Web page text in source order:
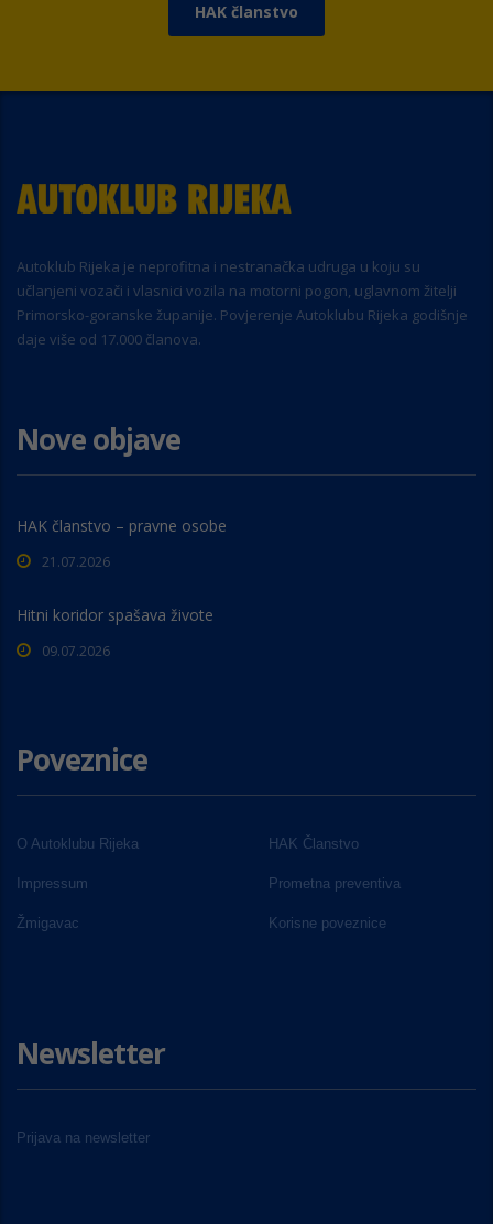
HAK članstvo
Autoklub Rijeka je neprofitna i nestranačka udruga u koju su
učlanjeni vozači i vlasnici vozila na motorni pogon, uglavnom žitelji
Primorsko-goranske županije. Povjerenje Autoklubu Rijeka godišnje
daje više od 17.000 članova.
Nove objave
HAK članstvo – pravne osobe
21.07.2026
Hitni koridor spašava živote
09.07.2026
Poveznice
O Autoklubu Rijeka HAK Članstvo
Impressum Prometna preventiva
Žmigavac Korisne poveznice
Newsletter
Prijava na newsletter